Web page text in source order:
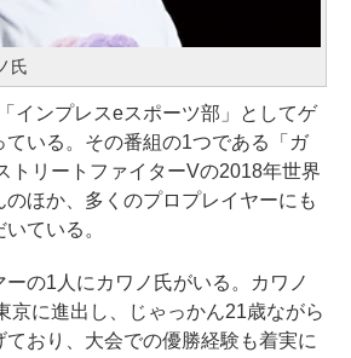
氏
インプレスeスポーツ部」としてゲ
ている。その番組の1つである「ガ
トリートファイターVの2018年世界
ほか、多くのプロプレイヤーにも
ている。
の1人にカワノ氏がいる。カワノ
京に進出し、じゃっかん21歳ながら
ており、大会での優勝経験も着実に